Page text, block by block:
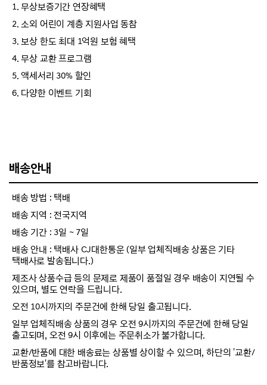
1. 무상보증기간 연장혜택
2. 소외 어린이 계층 지원사업 동참
3. 보상 한도 최대 1억원 보험 혜택
4. 무상 교환 프로그램
5. 액세서리 30% 할인
6. 다양한 이벤트 기회
배송안내
배송 방법 : 택배
배송 지역 : 전국지역
배송 기간 : 3일 ~ 7일
배송 안내 : 택배사 CJ대한통운 (일부 업체직배송 상품은 기타
택배사로 발송됩니다.)
제조사 상품수급 등의 문제로 제품이 품절일 경우 배송이 지연될 수
있으며, 별도 연락을 드립니다.
오전 10시까지의 주문건에 한해 당일 출고됩니다.
일부 업체직배송 상품의 경우 오전 9시까지의 주문건에 한해 당일
출고되며, 오전 9시 이후에는 주문취소가 불가합니다.
교환/반품에 대한 배송료는 상품별 상이할 수 있으며, 하단의 '교환/
반품정보'를 참고바랍니다.